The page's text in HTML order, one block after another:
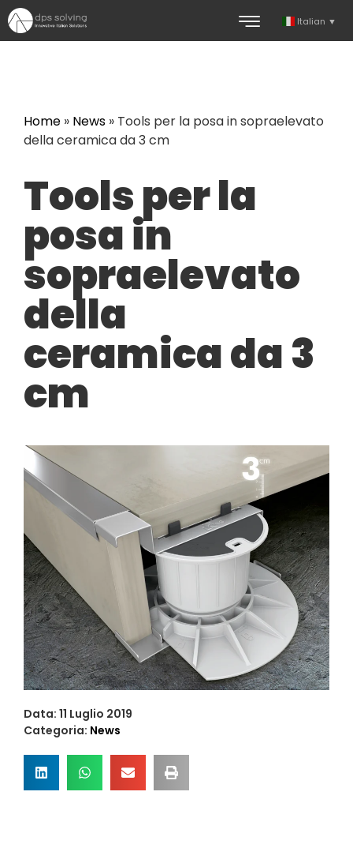
Italian ▼
Home » News » Tools per la posa in sopraelevato
della ceramica da 3 cm
Tools per la
posa in
sopraelevato
della
ceramica da 3
cm
Data: 11 Luglio 2019
Categoria: News